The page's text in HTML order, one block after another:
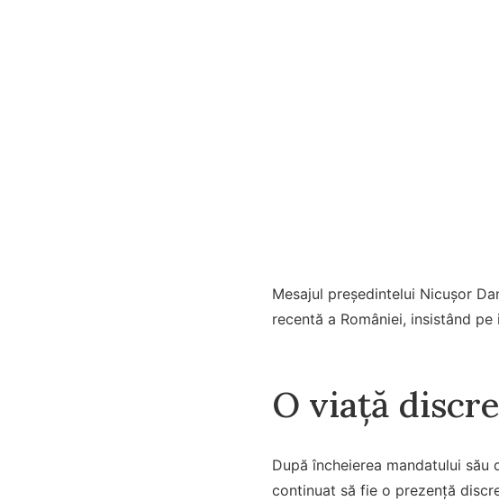
Mesajul președintelui Nicușor
recentă a României, insistând
O viață
După încheierea mandatului
continuat să fie o prezență